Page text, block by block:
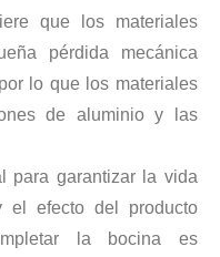
que los materiales
pérdida mecánica
lo que los materiales
de aluminio y las
para garantizar la vida
efecto del producto
la bocina es